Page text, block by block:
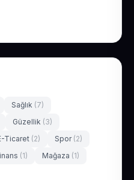
Sağlık (7)
Güzellik (3)
Ticaret (2) Spor (2)
(1) Mağaza (1)